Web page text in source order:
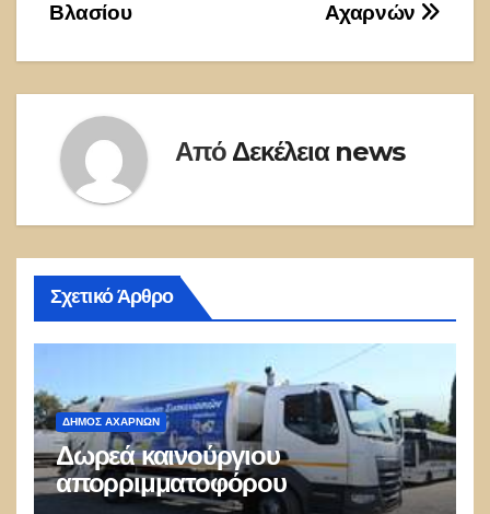
Αχαρνών
Βλασίου
Από Δεκέλεια news
Σχετικό Άρθρο
ΔΉΜΟΣ ΑΧΑΡΝΏΝ
Δωρεά καινούργιου
απορριμματοφόρου